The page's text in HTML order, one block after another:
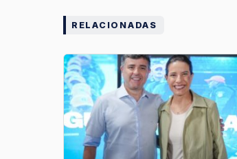
RELACIONADAS